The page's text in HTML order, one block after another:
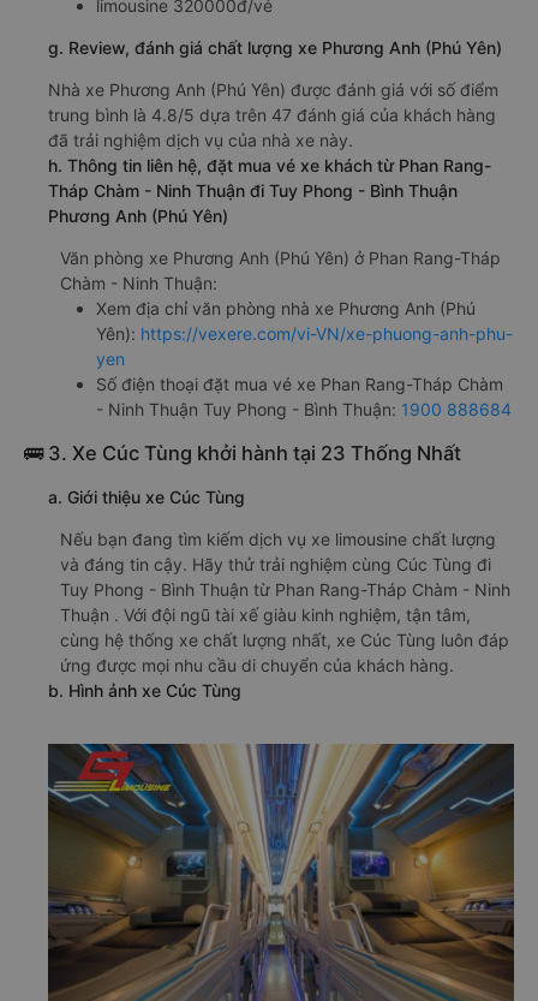
limousine 320000đ/vé
g. Review, đánh giá chất lượng xe Phương Anh (Phú Yên)
Nhà xe Phương Anh (Phú Yên) được đánh giá với số điểm
trung bình là 4.8/5 dựa trên 47 đánh giá của khách hàng
đã trải nghiệm dịch vụ của nhà xe này.
h. Thông tin liên hệ, đặt mua vé xe khách từ Phan Rang-
Tháp Chàm - Ninh Thuận đi Tuy Phong - Bình Thuận
Phương Anh (Phú Yên)
Văn phòng xe Phương Anh (Phú Yên) ở Phan Rang-Tháp
Chàm - Ninh Thuận:
Xem địa chỉ văn phòng nhà xe Phương Anh (Phú
Yên): https://vexere.com/vi-VN/xe-phuong-anh-phu-
yen
Số điện thoại đặt mua vé xe Phan Rang-Tháp Chàm
- Ninh Thuận Tuy Phong - Bình Thuận: 1900 888684
🚌 3. Xe Cúc Tùng khởi hành tại 23 Thống Nhất
a. Giới thiệu xe Cúc Tùng
Nếu bạn đang tìm kiếm dịch vụ xe limousine chất lượng
và đáng tin cậy. Hãy thử trải nghiệm cùng Cúc Tùng đi
Tuy Phong - Bình Thuận từ Phan Rang-Tháp Chàm - Ninh
Thuận . Với đội ngũ tài xế giàu kinh nghiệm, tận tâm,
cùng hệ thống xe chất lượng nhất, xe Cúc Tùng luôn đáp
ứng được mọi nhu cầu di chuyển của khách hàng.
b. Hình ảnh xe Cúc Tùng